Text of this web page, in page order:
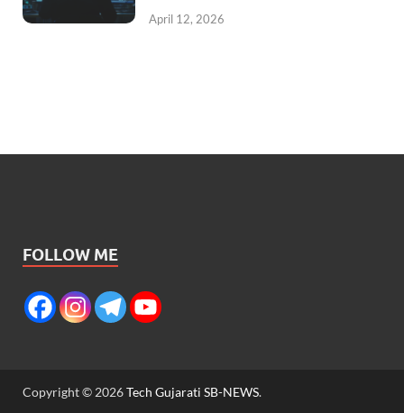
April 12, 2026
FOLLOW ME
Copyright © 2026Tech Gujarati SB-NEWS.